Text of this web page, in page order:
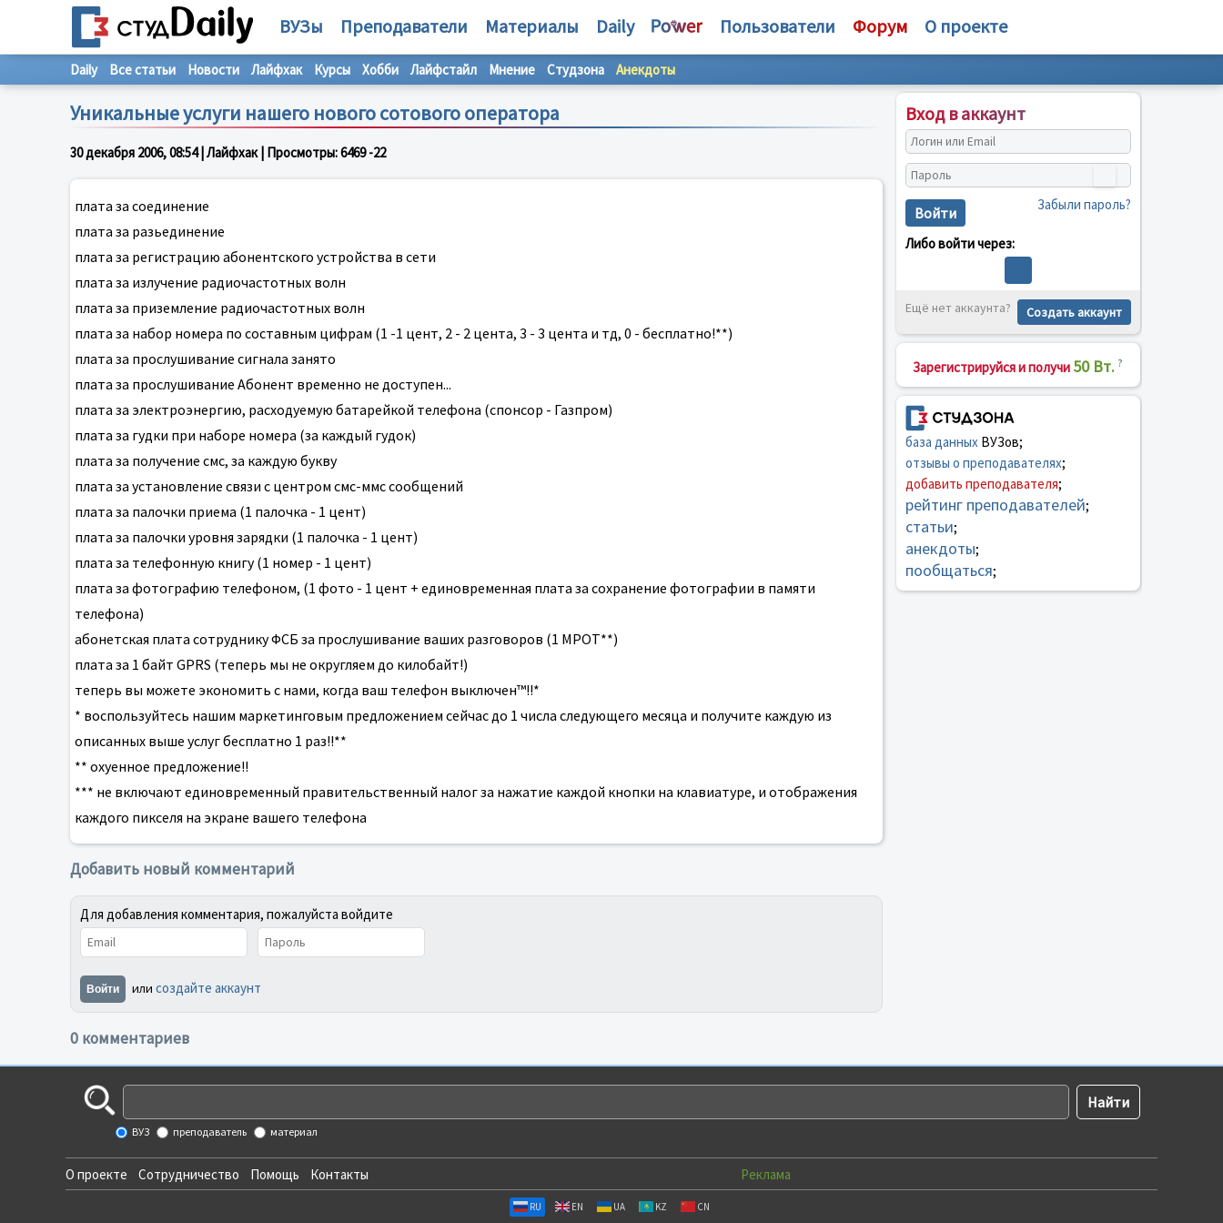
ВУЗы Преподаватели Материалы Daily Пользователи Форум О проекте
Уникальные услуги нашего нового сотового оператора
30 декабря 2006, 08:54| Лайфхак | Просмотры:6469 -22
Daily Все статьи Новости Лайфхак Курсы Хобби Лайфстайл Мнение Студзона Анекдоты
плата за соединение
плата за разьединение
плата за регистрацию абонентского устройства в сети
плата за излучение радиочастотных волн
плата за приземление радиочастотных волн
плата за набор номера по составным цифрам (1 -1 цент, 2 - 2 цента, 3 - 3 цента и тд, 0 - бесплатно!**)
плата за прослушивание сигнала занято
плата за прослушивание Aбонент временно не доступен...
плата за электроэнергию, расходуемую батарейкой телефона (спонсор - Газпром)
плата за гудки при наборе номера (за каждый гудок)
плата за получение смс, за каждую букву
плата за установление связи с центром смс-ммс сообщений
плата за палочки приема (1 палочка - 1 цент)
плата за палочки уровня зарядки (1 палочка - 1 цент)
плата за телефонную книгу (1 номер - 1 цент)
плата за фотографию телефоном, (1 фото - 1 цент + единовременная плата за сохранение фотографии в памяти
телефона)
абонетская плата сотруднику ФСБ за прослушивание ваших разговоров (1 МРОТ**)
плата за 1 байт GPRS (теперь мы не округляем до килобайт!)
теперь вы можете экономить с нами, когда ваш телефон выключен™!!*
* воспользуйтесь нашим маркетинговым предложением сейчас до 1 числа следующего месяца и получите каждую из
описанных выше услуг бесплатно 1 раз!!**
** охуенное предложение!!
*** не включают единовременный правительственный налог за нажатие каждой кнопки на клавиатуре, и отображения
каждого пикселя на экране вашего телефона
Добавить новый комментарий
Для добавления комментария, пожалуйста войдите
Войти или создайте аккаунт
0 комментариев
Вход в аккаунт
Войти Забыли пароль?
Либо войти через:
Ещё нет аккаунта? Создать аккаунт
Зарегистрируйся и получи 50 Вт. ?
база данныхВУЗов;
отзывы о преподавателях;
добавить преподавателя;
рейтинг преподавателей;
статьи;
анекдоты;
пообщаться;
ВУЗ преподаватель материал
О проекте Сотрудничество Помощь Контакты Реклама
RU EN UA KZ CN